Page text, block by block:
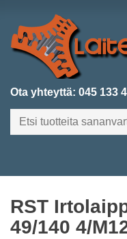
Ota yhteyttä: 045 133
ETUSIVU
RST
49/140 4/